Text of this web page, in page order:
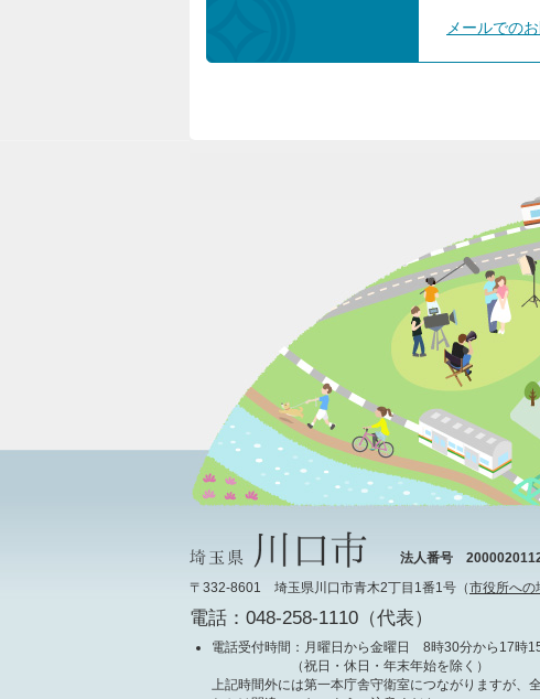
メールでの
法人番号
〒332-8601 埼玉県川口市青木2丁目1番1号（市役所への
電話：048-258-1110（代表）
電話受付時間 ：月曜日から金曜日 8時30分から17時
（祝日・休日・年末年始を除く）
上記時間外には第一本庁舎守衛室につながりますが、